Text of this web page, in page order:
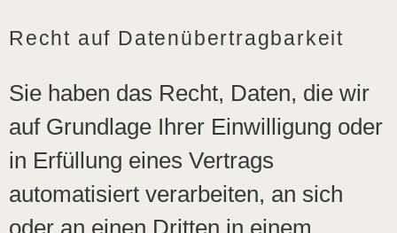
Recht auf Daten­übertrag­barkeit
Sie haben das Recht, Daten, die wir
auf Grundlage Ihrer Einwilligung oder
in Erfüllung eines Vertrags
automatisiert verarbeiten, an sich
oder an einen Dritten in einem